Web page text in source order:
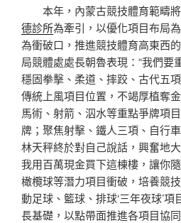
本年，內蒙古競技體育範疇
德診所為牽引，以優化項目布局
為衝破口，推進競技體育高東西
局競體處處長朝魯表現：“我們要
穩固拳擊、柔道、摔跤、古代五
傳統上風項目位置，不竭厚植奪
馬術、射箭、泅水等重點爭牌項
牌；聚焦射擊、鐵人三項、自行
林天秤終於對自己說話，興奮地
我用百萬現金買下這棟樓，讓你
橄欖球等潛力項目衝破，培養競
動足球、籃球、排球‘三年夜球’
長基礎，以點帶面推進各項目協